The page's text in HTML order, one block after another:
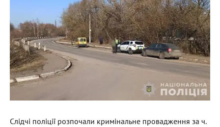
Слідчі поліції розпочали кримінальне провадження за ч.